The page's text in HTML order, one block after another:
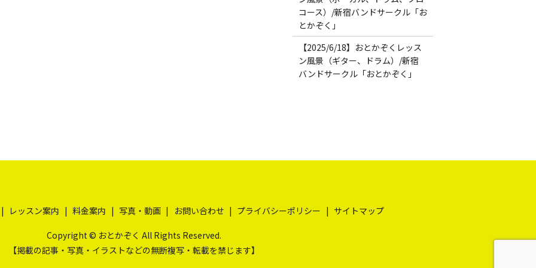
コース）/新宿バンドサークル「お
とかぞく」
【2025/6/18】おとかぞくレッス
ン風景（ギター、ドラム）/新宿
バンドサークル「おとかぞく」
レッスン案内 料金案内 写真・動画 お問い合わせ プライバシーポリシー サイトマップ
Copyright © おとかぞく All Rights Reserved.
【掲載の記事・写真・イラストなどの無断複写・転載を禁じます】